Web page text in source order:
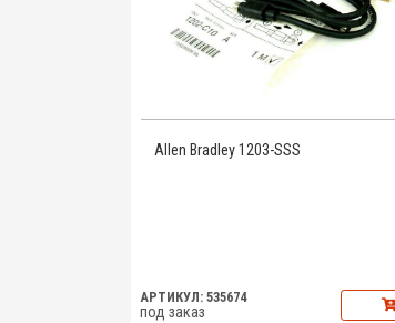
Allen Bradley 1203-SSS
АРТИКУЛ: 535674
под заказ